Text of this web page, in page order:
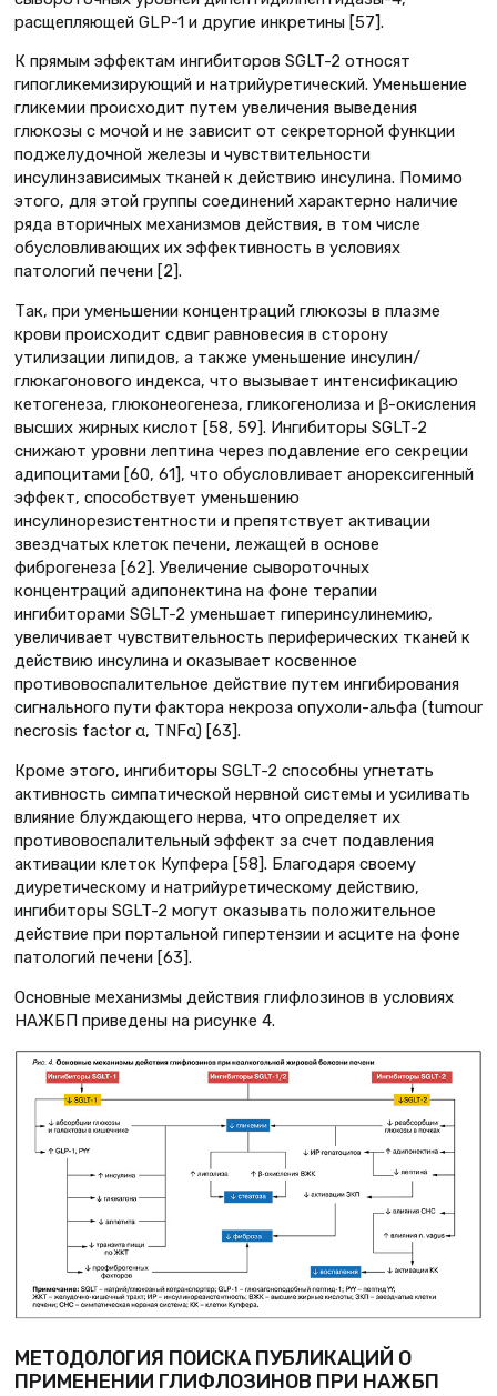
расщепляющей GLP-1 и другие инкретины [57].
К прямым эффектам ингибиторов SGLT-2 относят
гипогликемизирующий и натрийуретический. Уменьшение
гликемии происходит путем увеличения выведения
глюкозы с мочой и не зависит от секреторной функции
поджелудочной железы и чувствительности
инсулинзависимых тканей к действию инсулина. Помимо
этого, для этой группы соединений характерно наличие
ряда вторичных механизмов действия, в том числе
обусловливающих их эффективность в условиях
патологий печени [2].
Так, при уменьшении концентраций глюкозы в плазме
крови происходит сдвиг равновесия в сторону
утилизации липидов, а также уменьшение инсулин/
глюкагонового индекса, что вызывает интенсификацию
кетогенеза, глюконеогенеза, гликогенолиза и β-окисления
высших жирных кислот [58, 59]. Ингибиторы SGLT-2
снижают уровни лептина через подавление его секреции
адипоцитами [60, 61], что обусловливает анорексигенный
эффект, способствует уменьшению
инсулинорезистентности и препятствует активации
звездчатых клеток печени, лежащей в основе
фиброгенеза [62]. Увеличение сывороточных
концентраций адипонектина на фоне терапии
ингибиторами SGLT-2 уменьшает гиперинсулинемию,
увеличивает чувствительность периферических тканей к
действию инсулина и оказывает косвенное
противовоспалительное действие путем ингибирования
сигнального пути фактора некроза опухоли-альфа (tumour
necrosis factor α, TNFα) [63].
Кроме этого, ингибиторы SGLT-2 способны угнетать
активность симпатической нервной системы и усиливать
влияние блуждающего нерва, что определяет их
противовоспалительный эффект за счет подавления
активации клеток Купфера [58]. Благодаря своему
диуретическому и натрийуретическому действию,
ингибиторы SGLT-2 могут оказывать положительное
действие при портальной гипертензии и асците на фоне
патологий печени [63].
Основные механизмы действия глифлозинов в условиях
НАЖБП приведены на рисунке 4.
МЕТОДОЛОГИЯ ПОИСКА ПУБЛИКАЦИЙ О
ПРИМЕНЕНИИ ГЛИФЛОЗИНОВ ПРИ НАЖБП